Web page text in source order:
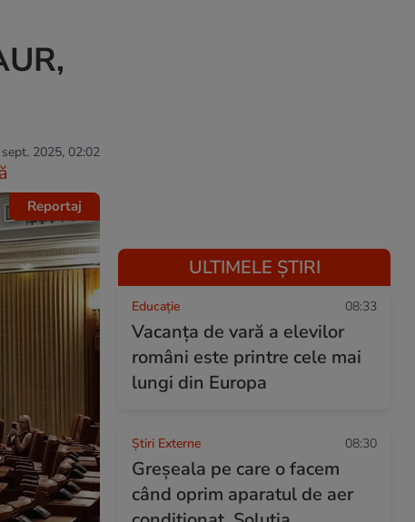
2025, 02:02
Reportaj
ULTIMELE ȘTIRI
Educație 08:33
Vacanța de vară a elevilor
români este printre cele mai
lungi din Europa
Știri Externe 08:30
Greșeala pe care o facem
când oprim aparatul de aer